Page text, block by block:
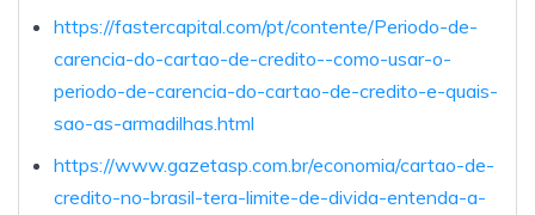
https://fastercapital.com/pt/contente/Periodo-de-
carencia-do-cartao-de-credito--como-usar-o-
periodo-de-carencia-do-cartao-de-credito-e-quais-
sao-as-armadilhas.html
https://www.gazetasp.com.br/economia/cartao-de-
credito-no-brasil-tera-limite-de-divida-entenda-a-